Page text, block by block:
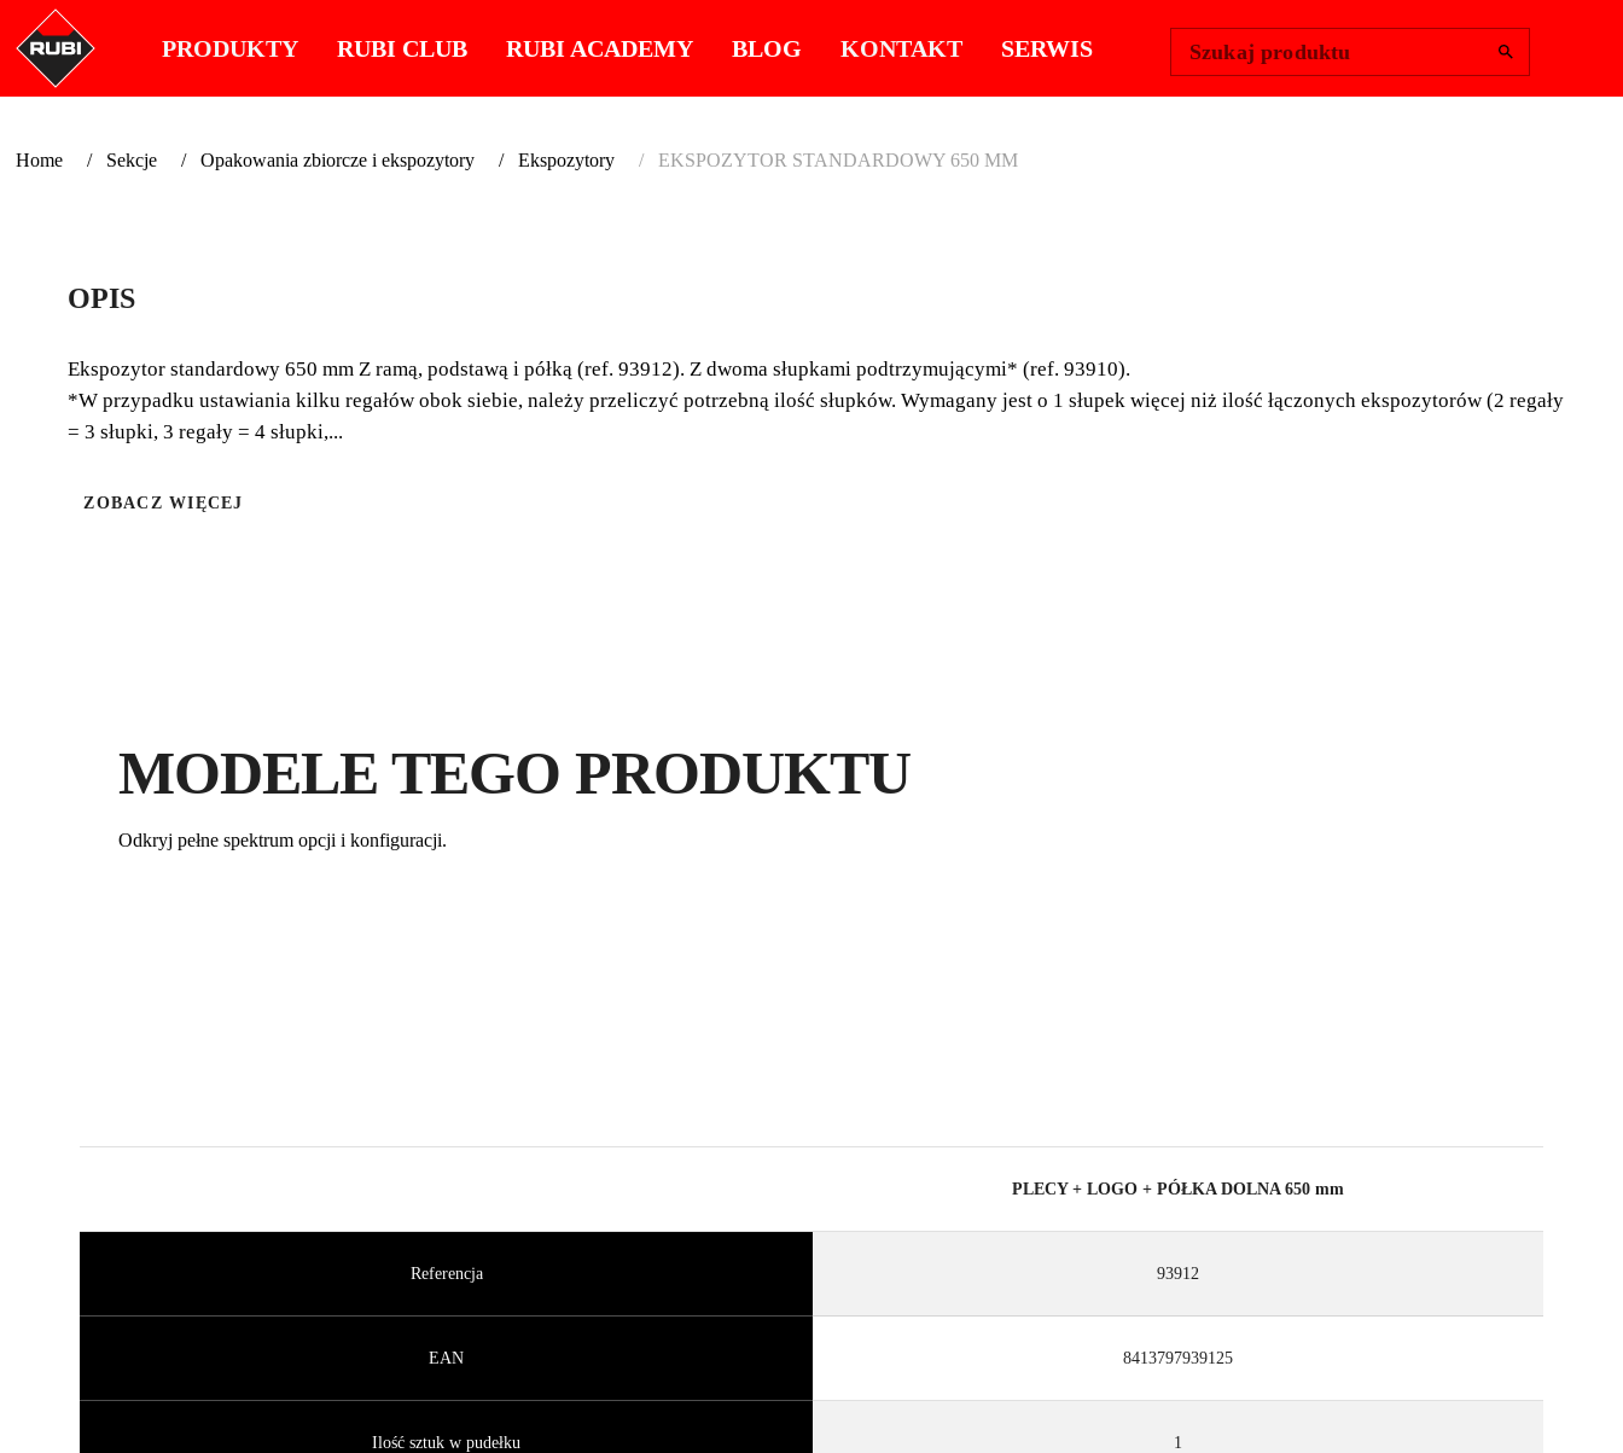
PRODUKTY RUBI CLUB RUBI ACADEMY BLOG KONTAKT SERWIS Szukaj produktu
Home Sekcje Opakowania zbiorcze i ekspozytory Ekspozytory EKSPOZYTOR STANDARDOWY 650 MM
MM
OPIS
Ekspozytor standardowy 650 mm Z ramą, podstawą i półką (ref. 93912). Z dwoma słupkami podtrzymującymi* (ref. 93910).
*W przypadku ustawiania kilku regałów obok siebie, należy przeliczyć potrzebną ilość słupków. Wymagany jest o 1 słupek więcej niż ilość łączonych ekspozytorów (2 regały
= 3 słupki, 3 regały = 4 słupki,...
ZOBACZ WIĘCEJ
MODELE TEGO PRODUKTU
Odkryj pełne spektrum opcji i konfiguracji.
PLECY + LOGO + PÓŁKA DOLNA 650 mm
Referencja 93912
EAN 8413797939125
Ilość sztuk w pudełku 1